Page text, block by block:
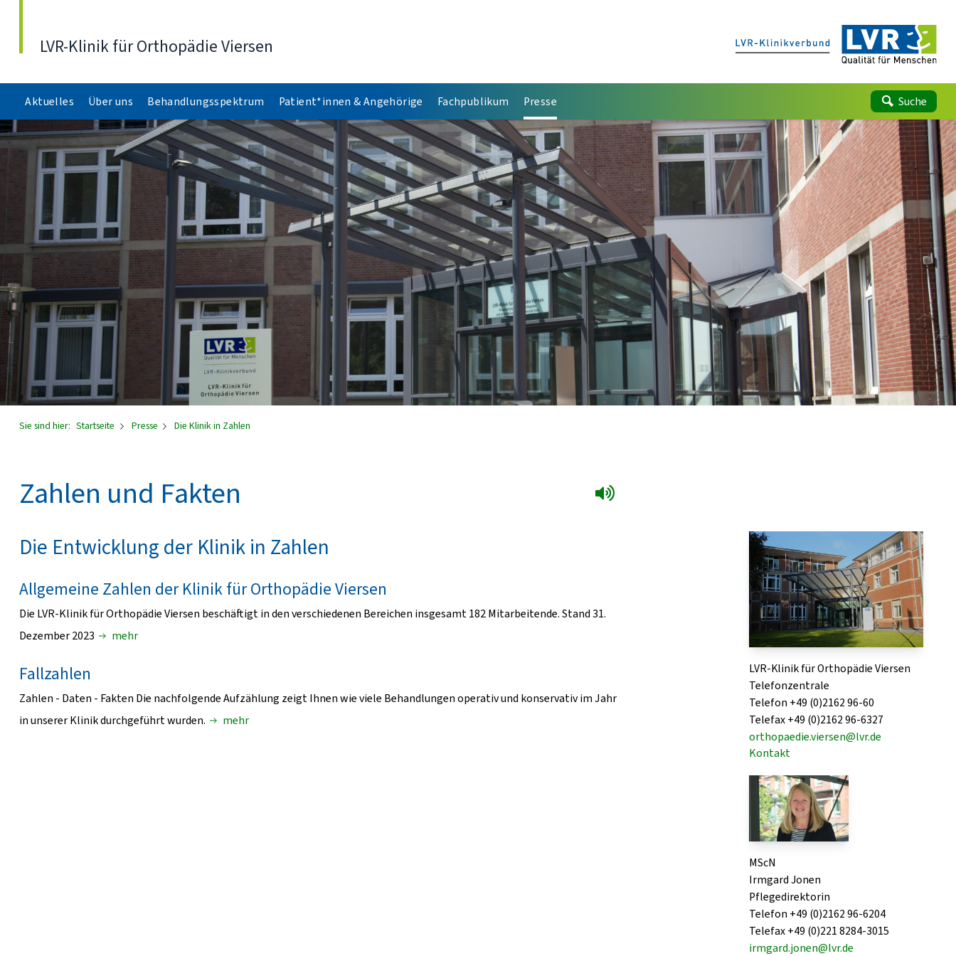
LVR-Klinik für Orthopädie Viersen
Aktuelles Über uns Behandlungsspektrum Patient*innen & Angehörige Fachpublikum Presse Suche
Sie sind hier: Startseite Presse Die Klinik in Zahlen
Zahlen und Fakten
Die Entwicklung der Klinik in Zahlen
Allgemeine Zahlen der Klinik für Orthopädie Viersen
Die LVR-Klinik für Orthopädie Viersen beschäftigt in den verschiedenen Bereichen insgesamt 182 Mitarbeitende. Stand 31.
Dezember 2023
mehr
Fallzahlen
Zahlen - Daten - Fakten Die nachfolgende Aufzählung zeigt Ihnen wie viele Behandlungen operativ und konservativ im Jahr
in unserer Klinik durchgeführt wurden.
mehr
LVR-Klinik für Orthopädie Viersen
Telefonzentrale
Telefon +49 (0)2162 96-60
Telefax +49 (0)2162 96-6327
orthopaedie.viersen@lvr.de
Kontakt
MScN
Irmgard Jonen
Pflegedirektorin
Telefon +49 (0)2162 96-6204
Telefax +49 (0)221 8284-3015
irmgard.jonen@lvr.de